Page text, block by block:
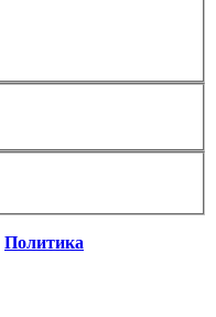
Политика